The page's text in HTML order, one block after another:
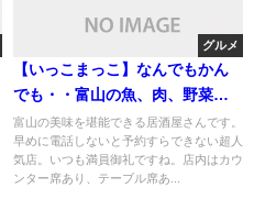
グルメ
【いっこまっこ】なんでもかん
でも・・富山の魚、肉、野菜、
お酒がリーズナブルにがに楽し
める居酒屋
富山の美味を堪能できる居酒屋さんです。
早めに電話しないと予約すらできない超人
気店。いつも満員御礼ですね。店内はカウ
ンター席あり、テーブル席あ...